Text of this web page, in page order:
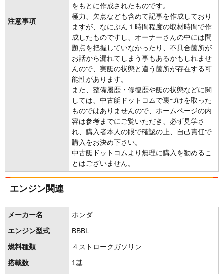
注意事項
をもとに作成されたものです。
極力、欠点なども含めて記事を作成しており
ますが、なにぶん１時間程度の取材時間で作
成したものですし、オーナーさんの中には問
題点を把握していなかったり、不具合箇所が
お話から漏れてしまう事もあるかもしれませ
んので、実艇の状態と違う箇所が存在する可
能性があります。
また、整備履歴・修復歴や艇の状態などに関
しては、中古艇ドットコムで裏づけを取った
ものではありませんので、ホームページの内
容は参考までにご覧いただき、必ず見学さ
れ、購入者本人の眼で確認の上、自己責任で
購入をお決め下さい。
中古艇ドットコムより無理に購入を勧めるこ
とはございません。
エンジン関連
メーカー名 ホンダ
エンジン型式 BBBL
燃料種類 ４ストロークガソリン
搭載数 1基